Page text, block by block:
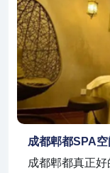
成都郫都SPA
成都郫都真正好